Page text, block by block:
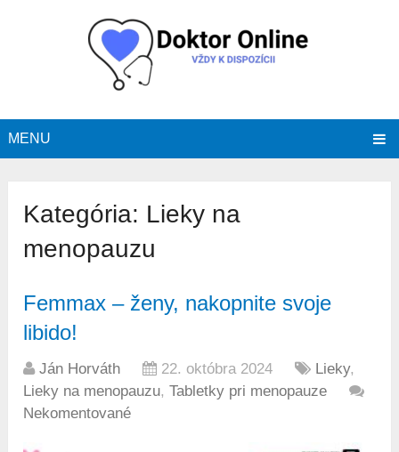
MENU
Kategória: Lieky na
menopauzu
Femmax – ženy, nakopnite svoje
libido!
Ján Horváth 22. októbra 2024 Lieky,
Lieky na menopauzu,Tabletky pri menopauze
Nekomentované